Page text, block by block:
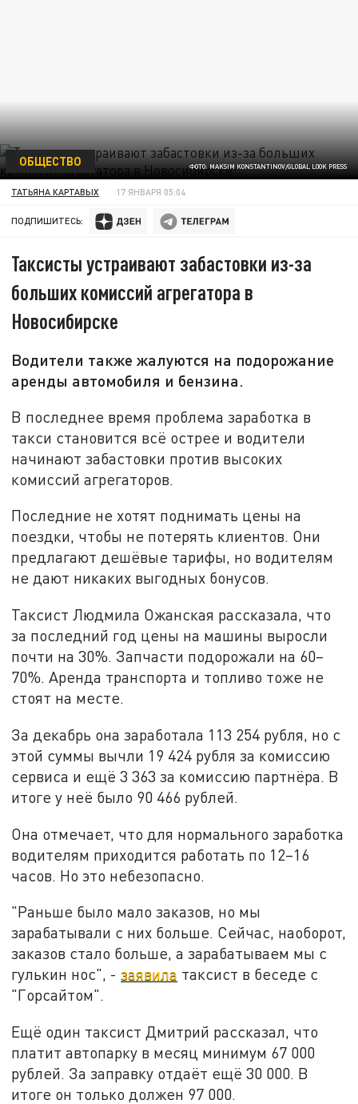
ФОТО: MAKSIM KONSTANTINOV/GLOBAL LOOK PRESS
ОБЩЕСТВО
ТАТЬЯНА КАРТАВЫХ 17 ЯНВАРЯ 05:04
ПОДПИШИТЕСЬ:
Таксисты устраивают забастовки из-за
больших комиссий агрегатора в
Новосибирске
Водители также жалуются на подорожание
аренды автомобиля и бензина.
В последнее время проблема заработка в
такси становится всё острее и водители
начинают забастовки против высоких
комиссий агрегаторов.
Последние не хотят поднимать цены на
поездки, чтобы не потерять клиентов. Они
предлагают дешёвые тарифы, но водителям
не дают никаких выгодных бонусов.
Таксист Людмила Ожанская рассказала, что
за последний год цены на машины выросли
почти на 30%. Запчасти подорожали на 60–
70%. Аренда транспорта и топливо тоже не
стоят на месте.
За декабрь она заработала 113 254 рубля, но с
этой суммы вычли 19 424 рубля за комиссию
сервиса и ещё 3 363 за комиссию партнёра. В
итоге у неё было 90 466 рублей.
Она отмечает, что для нормального заработка
водителям приходится работать по 12–16
часов. Но это небезопасно.
"Раньше было мало заказов, но мы
зарабатывали с них больше. Сейчас, наоборот,
заказов стало больше, а зарабатываем мы с
гулькин нос", -заявила таксист в беседе с
"Горсайтом".
Ещё один таксист Дмитрий рассказал, что
платит автопарку в месяц минимум 67 000
рублей. За заправку отдаёт ещё 30 000. В
итоге он только должен 97 000.